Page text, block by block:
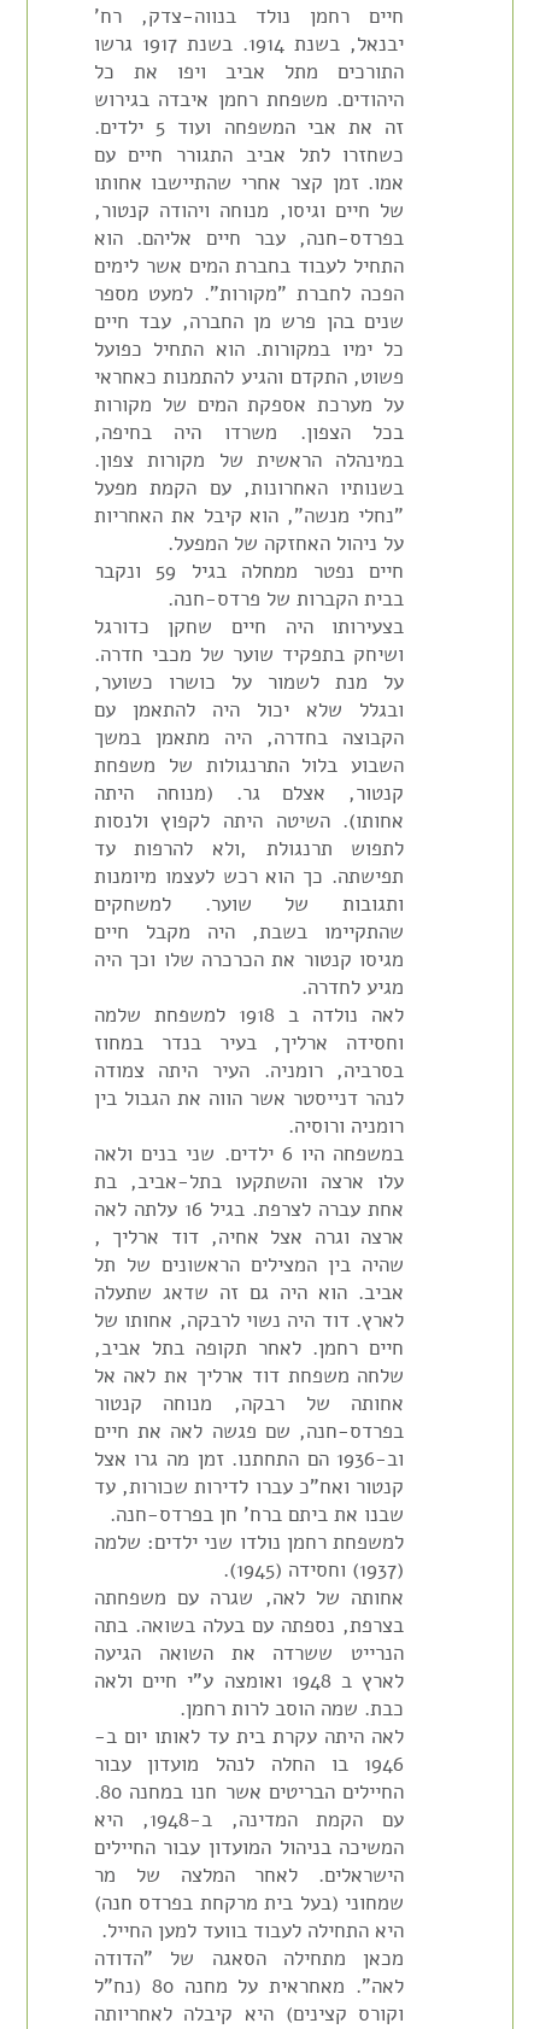
חיים רחמן נולד בנווה-צדק, רח'
יבנאל, בשנת 1914. בשנת 1917 גרשו
התורכים מתל אביב ויפו את כל
היהודים. משפחת רחמן איבדה בגירוש
זה את אבי המשפחה ועוד 5 ילדים.
כשחזרו לתל אביב התגורר חיים עם
אמו. זמן קצר אחרי שהתיישבו אחותו
של חיים וגיסו, מנוחה ויהודה קנטור,
בפרדס-חנה, עבר חיים אליהם. הוא
התחיל לעבוד בחברת המים אשר לימים
הפכה לחברת "מקורות". למעט מספר
שנים בהן פרש מן החברה, עבד חיים
כל ימיו במקורות. הוא התחיל כפועל
פשוט, התקדם והגיע להתמנות כאחראי
על מערכת אספקת המים של מקורות
בכל הצפון. משרדו היה בחיפה,
במינהלה הראשית של מקורות צפון.
בשנותיו האחרונות, עם הקמת מפעל
"נחלי מנשה", הוא קיבל את האחריות
על ניהול האחזקה של המפעל.
חיים נפטר ממחלה בגיל 59 ונקבר
בבית הקברות של פרדס-חנה.
בצעירותו היה חיים שחקן כדורגל
ושיחק בתפקיד שוער של מכבי חדרה.
על מנת לשמור על כושרו כשוער,
ובגלל שלא יכול היה להתאמן עם
הקבוצה בחדרה, היה מתאמן במשך
השבוע בלול התרנגולות של משפחת
קנטור, אצלם גר. (מנוחה היתה
אחותו). השיטה היתה לקפוץ ולנסות
לתפוש תרנגולת ,ולא להרפות עד
תפישתה. כך הוא רכש לעצמו מיומנות
ותגובות של שוער. למשחקים
שהתקיימו בשבת, היה מקבל חיים
מגיסו קנטור את הכרכרה שלו וכך היה
מגיע לחדרה.
לאה נולדה ב 1918 למשפחת שלמה
וחסידה ארליך, בעיר בנדר במחוז
בסרביה, רומניה. העיר היתה צמודה
לנהר דנייסטר אשר הווה את הגבול בין
רומניה ורוסיה.
במשפחה היו 6 ילדים. שני בנים ולאה
עלו ארצה והשתקעו בתל-אביב, בת
אחת עברה לצרפת. בגיל 16 עלתה לאה
ארצה וגרה אצל אחיה, דוד ארליך ,
שהיה בין המצילים הראשונים של תל
אביב. הוא היה גם זה שדאג שתעלה
לארץ. דוד היה נשוי לרבקה, אחותו של
חיים רחמן. לאחר תקופה בתל אביב,
שלחה משפחת דוד ארליך את לאה אל
אחותה של רבקה, מנוחה קנטור
בפרדס-חנה, שם פגשה לאה את חיים
וב-1936 הם התחתנו. זמן מה גרו אצל
קנטור ואח"כ עברו לדירות שכורות, עד
שבנו את ביתם ברח' חן בפרדס-חנה.
למשפחת רחמן נולדו שני ילדים: שלמה
(1937) וחסידה (1945).
אחותה של לאה, שגרה עם משפחתה
בצרפת, נספתה עם בעלה בשואה. בתה
הנרייט ששרדה את השואה הגיעה
לארץ ב 1948 ואומצה ע"י חיים ולאה
כבת. שמה הוסב לרות רחמן.
לאה היתה עקרת בית עד לאותו יום ב-
1946 בו החלה לנהל מועדון עבור
החיילים הבריטים אשר חנו במחנה 80.
עם הקמת המדינה, ב-1948, היא
המשיכה בניהול המועדון עבור החיילים
הישראלים. לאחר המלצה של מר
שמחוני (בעל בית מרקחת בפרדס חנה)
היא התחילה לעבוד בוועד למען החייל.
מכאן מתחילה הסאגה של "הדודה
לאה". מאחראית על מחנה 80 (נח"ל
וקורס קצינים) היא קיבלה לאחריותה